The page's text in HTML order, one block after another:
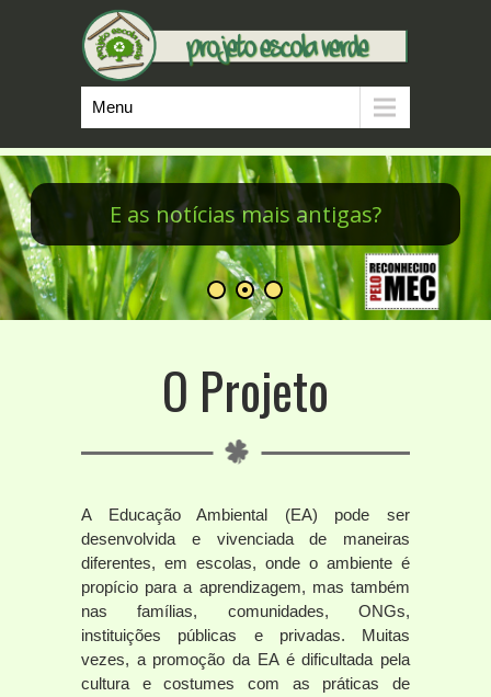
Minicursos do PEV
Menu
O Projeto
A Educação Ambiental (EA) pode ser
desenvolvida e vivenciada de maneiras
diferentes, em escolas, onde o ambiente é
propício para a aprendizagem, mas também
nas famílias, comunidades, ONGs,
instituições públicas e privadas. Muitas
vezes, a promoção da EA é dificultada pela
cultura e costumes com as práticas de